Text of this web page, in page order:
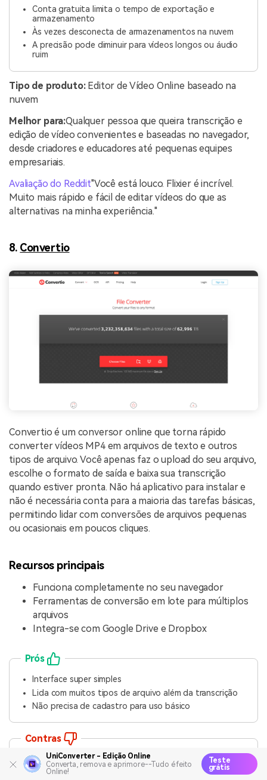
Conta gratuita limita o tempo de exportação e
armazenamento
Às vezes desconecta de armazenamentos na nuvem
A precisão pode diminuir para vídeos longos ou áudio
ruim
Tipo de produto: Editor de Vídeo Online baseado na
nuvem
Melhor para:Qualquer pessoa que queira transcrição e
edição de vídeo convenientes e baseadas no navegador,
desde criadores e educadores até pequenas equipes
empresariais.
Avaliação do Reddit"Você está louco. Flixier é incrível.
Muito mais rápido e fácil de editar vídeos do que as
alternativas na minha experiência."
8. Convertio
Convertio é um conversor online que torna rápido
converter vídeos MP4 em arquivos de texto e outros
tipos de arquivo. Você apenas faz o upload do seu arquivo,
escolhe o formato de saída e baixa sua transcrição
quando estiver pronta. Não há aplicativo para instalar e
não é necessária conta para a maioria das tarefas básicas,
permitindo lidar com conversões de arquivos pequenas
ou ocasionais em poucos cliques.
Recursos principais
Funciona completamente no seu navegador
Ferramentas de conversão em lote para múltiplos
arquivos
Integra-se com Google Drive e Dropbox
Prós
Interface super simples
Lida com muitos tipos de arquivo além da transcrição
Não precisa de cadastro para uso básico
Contras
O nível gratuito tem limites de tamanho de arquivo
A precisão da transcrição não é tão forte quanto
UniConverter - Edição Online
Converta, remova e aprimore--Tudo é feito
Online!
Teste
grátis